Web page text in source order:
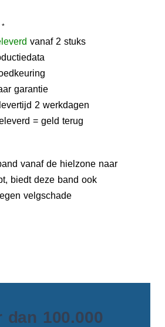
*
vanaf 2 stuks
garantie
2 werkdagen
= geld terug
vanaf de hielzone naar
biedt deze band ook
velgschade
dan 100.000